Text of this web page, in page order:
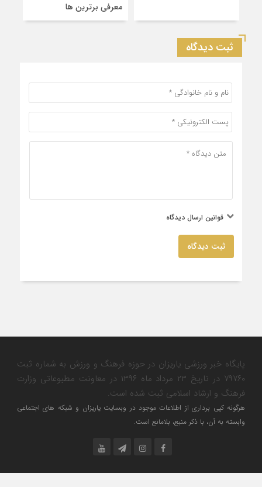
معرفی برترین‌ ها
ثبت دیدگاه
قوانین ارسال دیدگاه
ثبت دیدگاه
پایگاه خبر ورزشی یاریزان در حوزه فرهنگ و ورزش به شماره ثبت
۷۹۷۶۰ در تاریخ ۲۳ مرداد ماه ۱۳۹۶ در معاونت مطبوعاتی وزارت
فرهنگ و ارشاد اسلامی ثبت شده است.
هرگونه کپی برداری از اطلاعات موجود در وبسایت یاریزان و شبکه های اجتماعی
وابسته به آن، با ذکر منبع، بلامانع است.